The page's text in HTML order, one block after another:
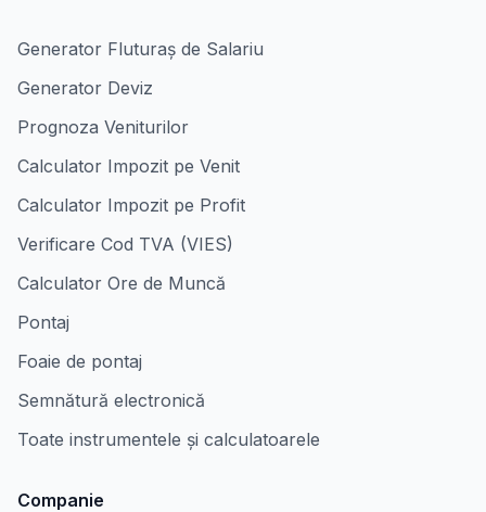
Generator Fluturaș de Salariu
Generator Deviz
Prognoza Veniturilor
Calculator Impozit pe Venit
Calculator Impozit pe Profit
Verificare Cod TVA (VIES)
Calculator Ore de Muncă
Pontaj
Foaie de pontaj
Semnătură electronică
Toate instrumentele și calculatoarele
Companie